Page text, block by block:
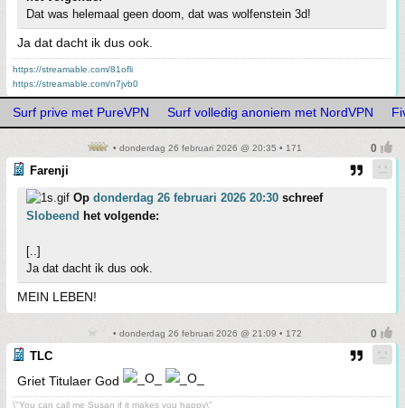
Dat was helemaal geen doom, dat was wolfenstein 3d!
Ja dat dacht ik dus ook.
https://streamable.com/81ofli
https://streamable.com/n7jvb0
Surf prive met PureVPN Surf volledig anoniem met NordVPN
• donderdag 26 februari 2026 @ 20:35 • 171
Farenji
Op donderdag 26 februari 2026 20:30 schreef
Slobeend het volgende:
[..]
Ja dat dacht ik dus ook.
MEIN LEBEN!
• donderdag 26 februari 2026 @ 21:09 • 172
TLC
Griet Titulaer God
\"You can call me Susan if it makes you happy\"